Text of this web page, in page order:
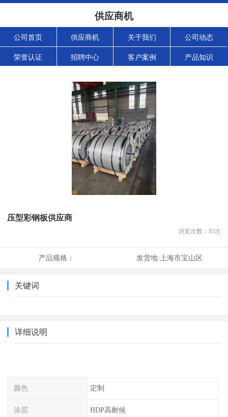
供应商机
公司首页 供应商机 关于我们 公司动态
荣誉认证 招聘中心 客户案例 产品知识
压型彩钢板供应商
浏览次数： 85次
产品规格： 发货地: 上海市宝山区
关键词
详细说明
颜色 定制
涂层 HDP高耐候